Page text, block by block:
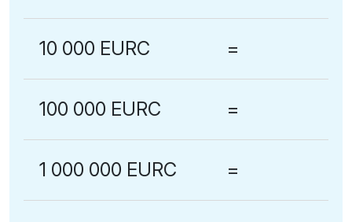
10 000 EURC =
100 000 EURC =
1 000 000 EURC =